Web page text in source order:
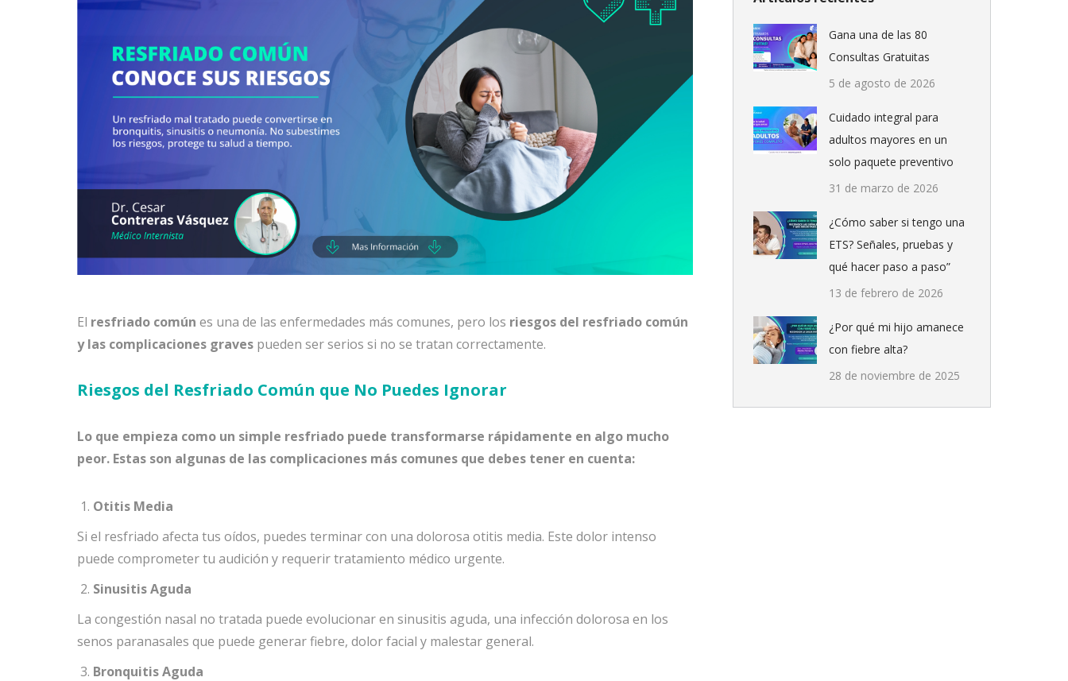
El resfriado común es una de las enfermedades más comunes, pero los riesgos del resfriado común
y las complicaciones graves pueden ser serios si no se tratan correctamente.
Riesgos del Resfriado Común que No Puedes Ignorar
Lo que empieza como un simple resfriado puede transformarse rápidamente en algo mucho
peor. Estas son algunas de las complicaciones más comunes que debes tener en cuenta:
Otitis Media
Si el resfriado afecta tus oídos, puedes terminar con una dolorosa otitis media. Este dolor intenso
puede comprometer tu audición y requerir tratamiento médico urgente.
Sinusitis Aguda
La congestión nasal no tratada puede evolucionar en sinusitis aguda, una infección dolorosa en los
senos paranasales que puede generar fiebre, dolor facial y malestar general.
Bronquitis Aguda
Gana una de las 80
Consultas Gratuitas
5 de agosto de 2026
Cuidado integral para
adultos mayores en un
solo paquete preventivo
31 de marzo de 2026
¿Cómo saber si tengo una
ETS? Señales, pruebas y
qué hacer paso a paso”
13 de febrero de 2026
¿Por qué mi hijo amanece
con fiebre alta?
28 de noviembre de 2025